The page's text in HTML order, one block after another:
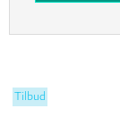
Tilbud